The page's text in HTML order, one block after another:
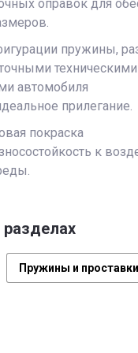
оправок для
пружины,
техническими
автомобиля
прилегание.
покраска
к
Пружины и проставки